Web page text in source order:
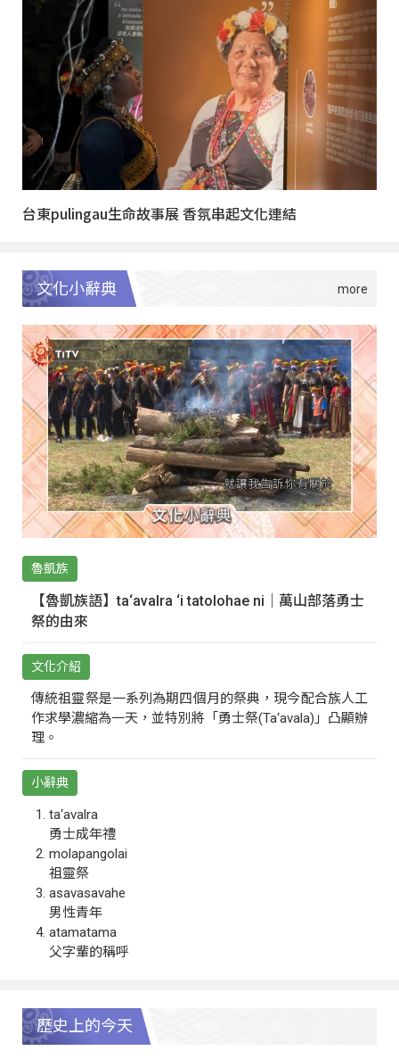
台東pulingau生命故事展 香氛串起文化連結
文化小辭典
魯凱族
【魯凱族語】ta‘avalra ‘i tatolohae ni｜萬山部落勇士
祭的由來
文化介紹
傳統祖靈祭是一系列為期四個月的祭典，現今配合族人工
作求學濃縮為一天，並特別將「勇士祭(Ta‘avala)」凸顯辦
理。
小辭典
ta‘avalra
勇士成年禮
molapangolai
祖靈祭
asavasavahe
男性青年
atamatama
父字輩的稱呼
歷史上的今天